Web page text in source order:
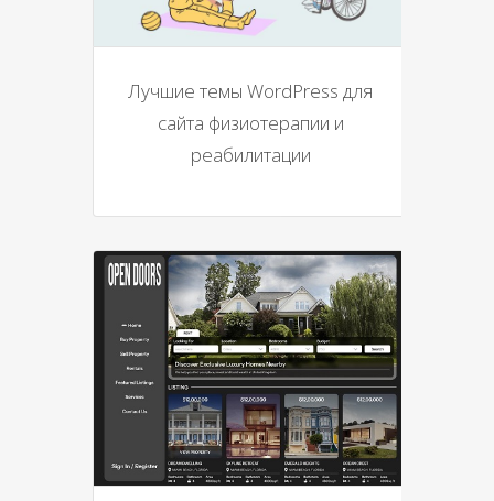
Лучшие темы WordPress для
сайта физиотерапии и
реабилитации